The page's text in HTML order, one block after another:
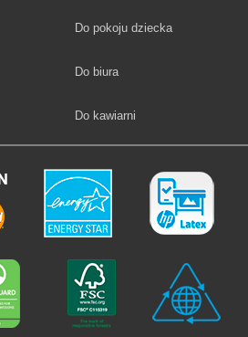
Fototapety
Do pokoju dziecka
Fototapety
Do biura
Fototapety
Do kawiarni